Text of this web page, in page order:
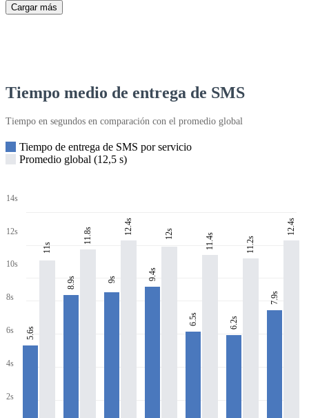
Cargar más
Tiempo medio de entrega de SMS
Tiempo en segundos en comparación con el promedio global
Tiempo de entrega de SMS por servicio
Promedio global (12,5 s)
14s
12s
10s
8s
6s
4s
2s
5.6s
11s
8.9s
11.8s
9s
12.4s
9.4s
12s
6.5s
11.4s
6.2s
11.2s
7.9s
12.4s